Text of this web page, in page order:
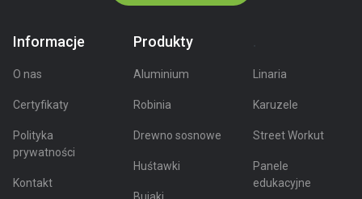
Informacje
O nas
Certyfikaty
Polityka
prywatności
Kontakt
Produkty
Aluminium
Robinia
Drewno sosnowe
Huśtawki
Linaria
Karuzele
Street Workut
Panele
edukacyjne